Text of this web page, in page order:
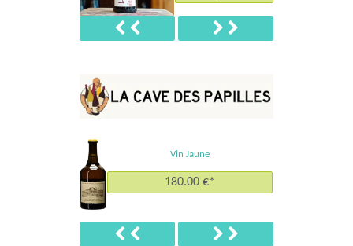
Précédent Suivant
Vin Jaune
180.00 €*
Précédent Suivant